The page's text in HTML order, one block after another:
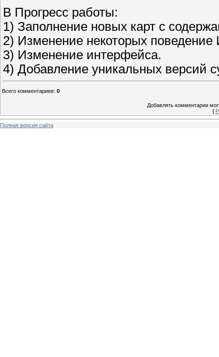
В Прогресс работы:
1) Заполнение новых карт с
2) Изменение некоторых
3) Изменение интерфейса.
4) Добавление уникальных версий
Всего комментариев: 0
Добавлять комментарии
[
Полная версия сайта